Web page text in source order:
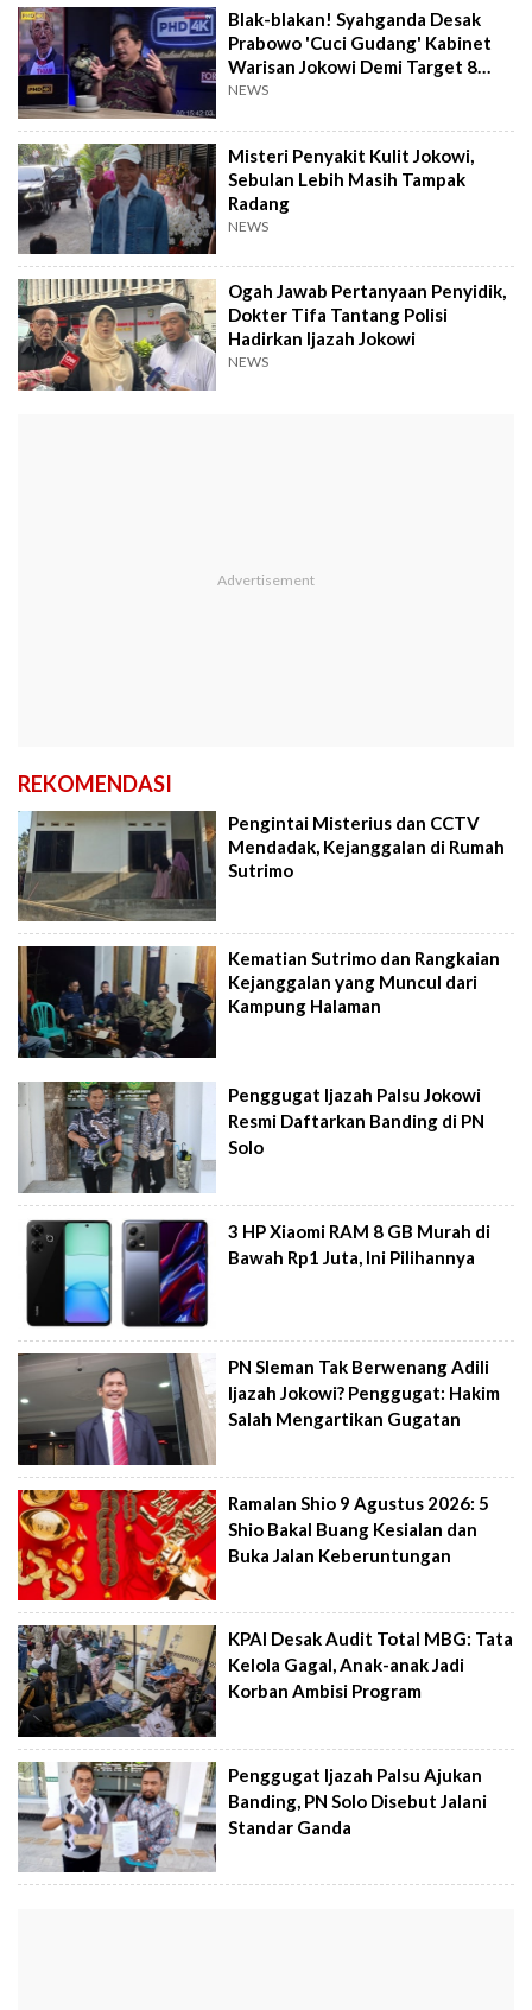
Blak-blakan! Syahganda Desak
Prabowo 'Cuci Gudang' Kabinet
Warisan Jokowi Demi Target 8
Persen
NEWS
Misteri Penyakit Kulit Jokowi,
Sebulan Lebih Masih Tampak
Radang
NEWS
Ogah Jawab Pertanyaan Penyidik,
Dokter Tifa Tantang Polisi
Hadirkan Ijazah Jokowi
NEWS
REKOMENDASI
Pengintai Misterius dan CCTV
Mendadak, Kejanggalan di Rumah
Sutrimo
Kematian Sutrimo dan Rangkaian
Kejanggalan yang Muncul dari
Kampung Halaman
Penggugat Ijazah Palsu Jokowi
Resmi Daftarkan Banding di PN
Solo
3 HP Xiaomi RAM 8 GB Murah di
Bawah Rp1 Juta, Ini Pilihannya
PN Sleman Tak Berwenang Adili
Ijazah Jokowi? Penggugat: Hakim
Salah Mengartikan Gugatan
Ramalan Shio 9 Agustus 2026: 5
Shio Bakal Buang Kesialan dan
Buka Jalan Keberuntungan
KPAI Desak Audit Total MBG: Tata
Kelola Gagal, Anak-anak Jadi
Korban Ambisi Program
Penggugat Ijazah Palsu Ajukan
Banding, PN Solo Disebut Jalani
Standar Ganda